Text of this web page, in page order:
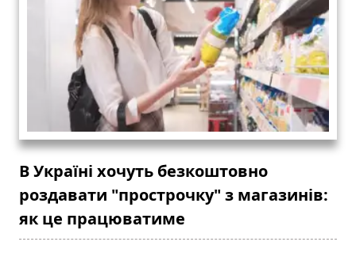
В Україні хочуть безкоштовно
роздавати "прострочку" з магазинів:
як це працюватиме